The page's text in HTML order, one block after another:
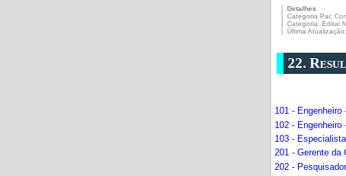
Detalhes
Categoria Pai:
Categoria: Edital
Última
22.
101 -
102 - Engenheiro
103 -
201 - Gerente da
202 -